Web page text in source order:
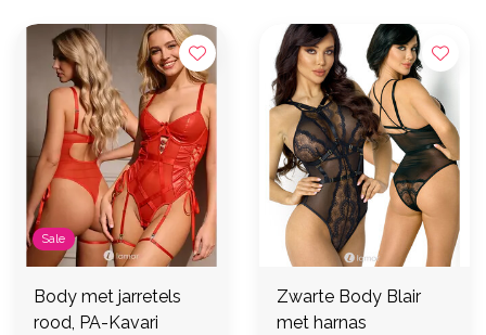
Sale
Body met jarretels
rood, PA-Kavari
Zwarte Body Blair
met harnas